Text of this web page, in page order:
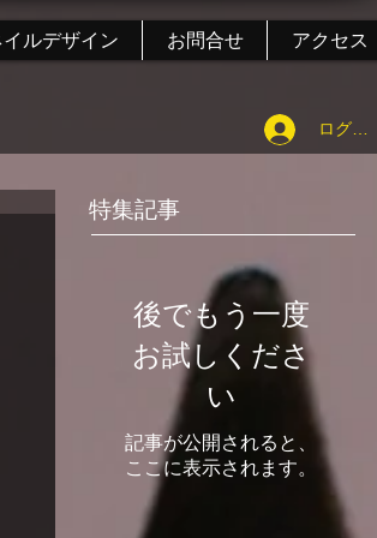
イルデザイン お問合せ アクセス
ログイン
特集記事
後でもう一度
お試しくださ
い
記事が公開されると、
ここに表示されます。